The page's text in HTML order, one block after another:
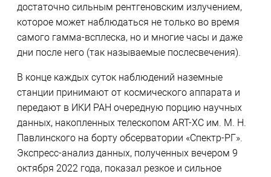
достаточно сильным рентгеновским излучением,
которое может наблюдаться не только во время
самого гамма-всплеска, но и многие часы и даже
дни после него (так называемые послесвечения).
В конце каждых суток наблюдений наземные
станции принимают от космического аппарата и
передают в ИКИ РАН очередную порцию научных
данных, накопленных телескопом ART-XC им. М. Н.
Павлинского на борту обсерватории «Спектр-РГ».
Экспресс-анализ данных, полученных вечером 9
октября 2022 года, показал резкое и сильное